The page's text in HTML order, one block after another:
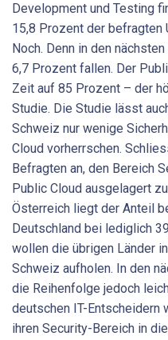
Development und Testing
15,8 Prozent der befragten
Noch. Denn in den
6,7 Prozent fallen. Der
Zeit auf 85 Prozent – der
Studie. Die Studie lässt
Schweiz nur wenige
Cloud vorherrschen.
Befragten an, den Bereich
Public Cloud ausgelagert
Österreich liegt der Anteil
Deutschland bei lediglich
wollen die übrigen Länder
Schweiz aufholen. In den
die Reihenfolge jedoch
deutschen IT-Entscheidern
ihren Security-Bereich in